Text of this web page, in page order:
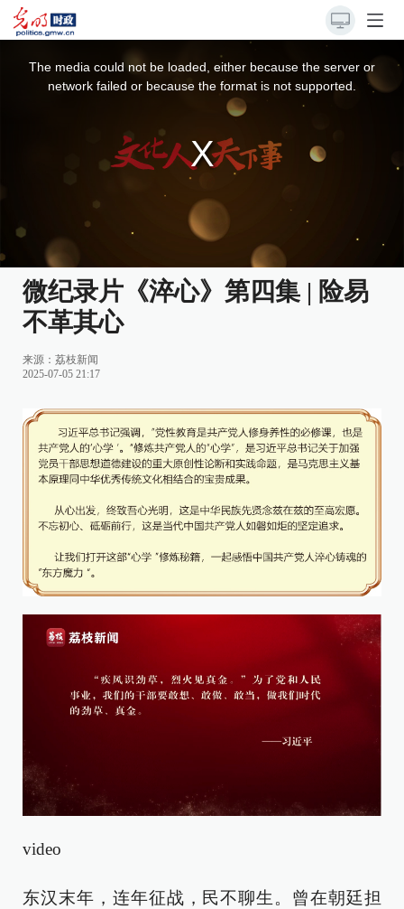
The media could not be loaded, either because the server or
network failed or because the format is not supported.
微纪录片《淬心》第四集 | 险易
不革其心
来源： 荔枝新闻
2025-07-05 21:17
video
东汉末年，连年征战，民不聊生。曾在朝廷担